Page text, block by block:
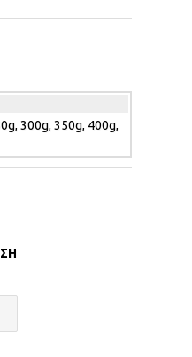
300g, 350g, 400g,